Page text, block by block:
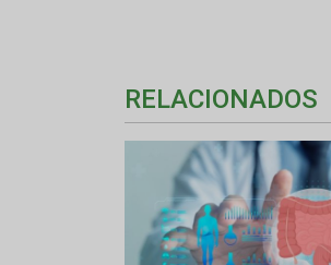
RELACIONADOS